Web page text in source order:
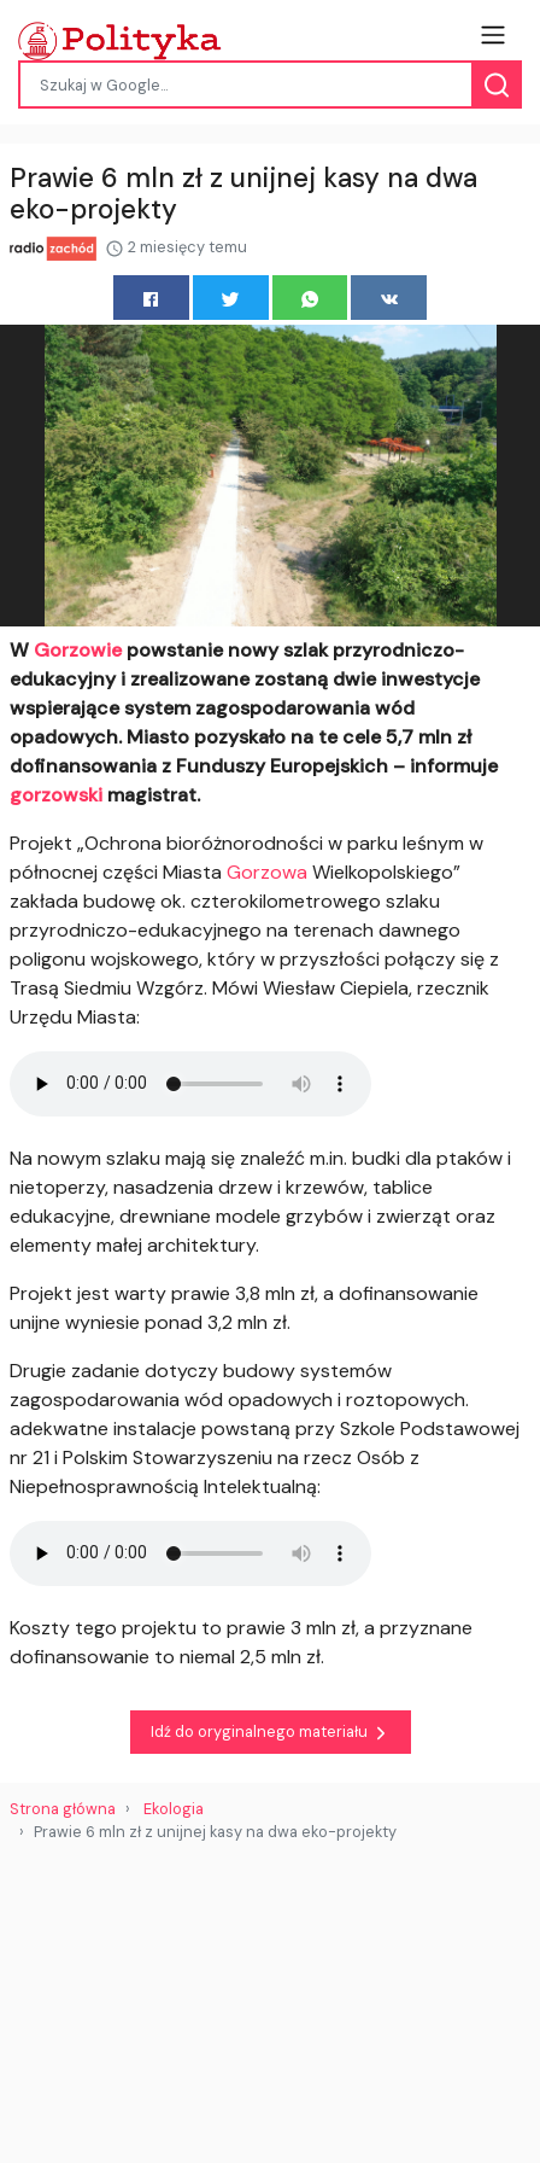
Prawie 6 mln zł z unijnej kasy na dwa
eko-projekty
2 miesięcy temu
W Gorzowiepowstanie nowy szlak przyrodniczo-
edukacyjny i zrealizowane zostaną dwie inwestycje
wspierające system zagospodarowania wód
opadowych. Miasto pozyskało na te cele 5,7 mln zł
dofinansowania z Funduszy Europejskich – informuje
gorzowski magistrat.
Projekt „Ochrona bioróżnorodności w parku leśnym w
północnej części Miasta Gorzowa Wielkopolskiego”
zakłada budowę ok. czterokilometrowego szlaku
przyrodniczo-edukacyjnego na terenach dawnego
poligonu wojskowego, który w przyszłości połączy się z
Trasą Siedmiu Wzgórz. Mówi Wiesław Ciepiela, rzecznik
Urzędu Miasta:
Na nowym szlaku mają się znaleźć m.in. budki dla ptaków i
nietoperzy, nasadzenia drzew i krzewów, tablice
edukacyjne, drewniane modele grzybów i zwierząt oraz
elementy małej architektury.
Projekt jest warty prawie 3,8 mln zł, a dofinansowanie
unijne wyniesie ponad 3,2 mln zł.
Drugie zadanie dotyczy budowy systemów
zagospodarowania wód opadowych i roztopowych.
adekwatne instalacje powstaną przy Szkole Podstawowej
nr 21 i Polskim Stowarzyszeniu na rzecz Osób z
Niepełnosprawnością Intelektualną:
Koszty tego projektu to prawie 3 mln zł, a przyznane
dofinansowanie to niemal 2,5 mln zł.
Idź do oryginalnego materiału
Strona główna
Ekologia
Prawie 6 mln zł z unijnej kasy na dwa eko-projekty